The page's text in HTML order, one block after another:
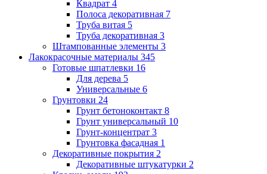
Квадрат 4
Полоса декоративная 7
Труба витая 5
Труба декоративная 3
Штампованные элементы 3
Лакокрасочные материалы 345
Готовые шпатлевки 16
Для дерева 5
Универсальные 6
Грунтовки 24
Грунт бетоноконтакт 8
Грунт универсальный 10
Грунт-концентрат 3
Грунтовка фасадная 1
Декоративные покрытия 2
Декоративные штукатурки 2